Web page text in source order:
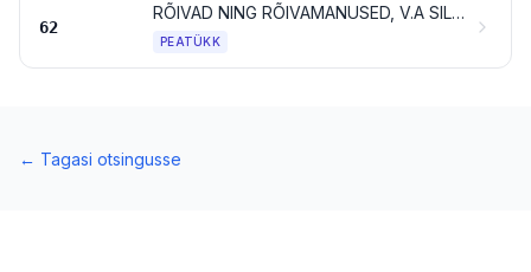
62
RÕIVAD NING RÕIVAMANUSED, V.A SILMKOELISED VÕI HEEGELDATUD
PEATÜKK
← Tagasi otsingusse